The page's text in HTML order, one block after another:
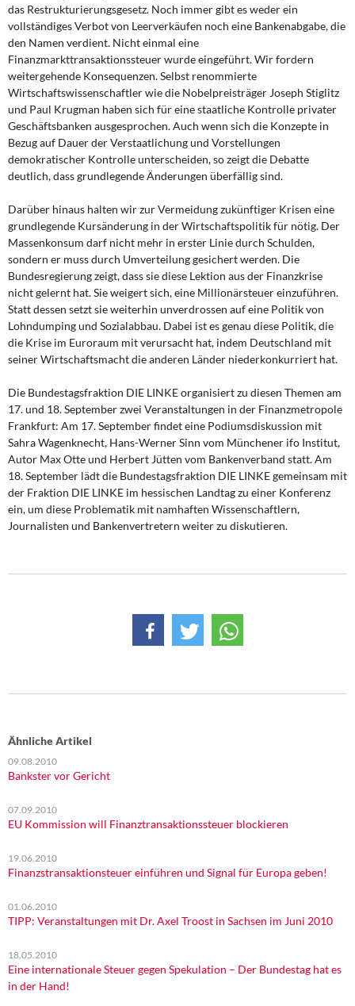
das Restrukturierungsgesetz. Noch immer gibt es weder ein
vollständiges Verbot von Leerverkäufen noch eine Bankenabgabe, die
den Namen verdient. Nicht einmal eine
Finanzmarkttransaktionssteuer wurde eingeführt. Wir fordern
weitergehende Konsequenzen. Selbst renommierte
Wirtschaftswissenschaftler wie die Nobelpreisträger Joseph Stiglitz
und Paul Krugman haben sich für eine staatliche Kontrolle privater
Geschäftsbanken ausgesprochen. Auch wenn sich die Konzepte in
Bezug auf Dauer der Verstaatlichung und Vorstellungen
demokratischer Kontrolle unterscheiden, so zeigt die Debatte
deutlich, dass grundlegende Änderungen überfällig sind.
Darüber hinaus halten wir zur Vermeidung zukünftiger Krisen eine
grundlegende Kursänderung in der Wirtschaftspolitik für nötig. Der
Massenkonsum darf nicht mehr in erster Linie durch Schulden,
sondern er muss durch Umverteilung gesichert werden. Die
Bundesregierung zeigt, dass sie diese Lektion aus der Finanzkrise
nicht gelernt hat. Sie weigert sich, eine Millionärsteuer einzuführen.
Statt dessen setzt sie weiterhin unverdrossen auf eine Politik von
Lohndumping und Sozialabbau. Dabei ist es genau diese Politik, die
die Krise im Euroraum mit verursacht hat, indem Deutschland mit
seiner Wirtschaftsmacht die anderen Länder niederkonkurriert hat.
Die Bundestagsfraktion DIE LINKE organisiert zu diesen Themen am
17. und 18. September zwei Veranstaltungen in der Finanzmetropole
Frankfurt: Am 17. September findet eine Podiumsdiskussion mit
Sahra Wagenknecht, Hans-Werner Sinn vom Münchener ifo Institut,
Autor Max Otte und Herbert Jütten vom Bankenverband statt. Am
18. September lädt die Bundestagsfraktion DIE LINKE gemeinsam mit
der Fraktion DIE LINKE im hessischen Landtag zu einer Konferenz
ein, um diese Problematik mit namhaften Wissenschaftlern,
Journalisten und Bankenvertretern weiter zu diskutieren.
Ähnliche Artikel
09.08.2010
Bankster vor Gericht
07.09.2010
EU Kommission will Finanztransaktionssteuer blockieren
19.06.2010
Finanzstransaktionsteuer einführen und Signal für Europa geben!
01.06.2010
TIPP: Veranstaltungen mit Dr. Axel Troost in Sachsen im Juni 2010
18.05.2010
Eine internationale Steuer gegen Spekulation – Der Bundestag hat es
in der Hand!